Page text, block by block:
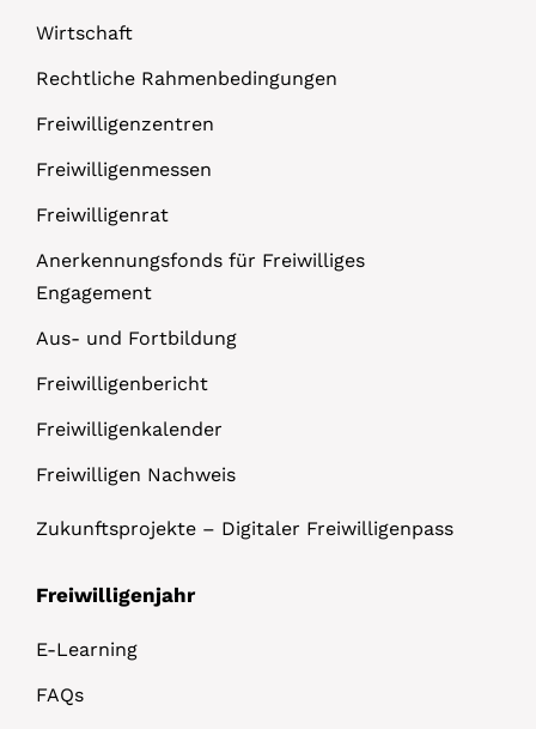
Wirtschaft
Rechtliche Rahmenbedingungen
Freiwilligenzentren
Freiwilligenmessen
Freiwilligenrat
Anerkennungsfonds für Freiwilliges
Engagement
Aus- und Fortbildung
Freiwilligenbericht
Freiwilligenkalender
Freiwilligen Nachweis
Zukunftsprojekte – Digitaler Freiwilligenpass
Freiwilligenjahr
E-Learning
FAQs